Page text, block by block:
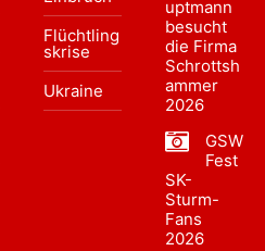
Flüchtling
skrise
Ukraine
uptmann
besucht
die Firma
Schrottsh
ammer
2026
GSW
Fest
SK-
Sturm-
Fans
2026